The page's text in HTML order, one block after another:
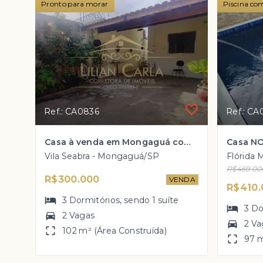
Pronto para morar
Ref.: CA0836
Casa à venda em Mongaguá com 3 dorm, 1 suíte, 2 vagas de garagem por R$ 300 mil!
Vila Seabra - Mongaguá/SP
R$300.000 VENDA
3 Dormitórios, sendo1 suíte
2 Vagas
102 m² (Área Construída)
Piscina
Ref.:
3
2
97